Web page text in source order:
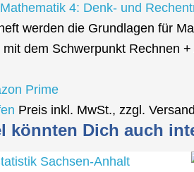
4: Denk- und
werden die Grundlagen für
dem Schwerpunkt Rechnen
Preis inkl. MwSt., zzgl.
könnten Dich auch